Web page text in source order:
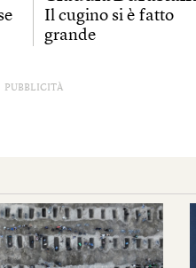
Il cugino si è fatto
grande
PUBBLICITÀ